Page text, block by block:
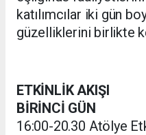
katılımcılar iki gün
güzelliklerini birlikte
ETKİNLİK AKIŞI
BİRİNCİ GÜN
16:00-20.30 Atölye